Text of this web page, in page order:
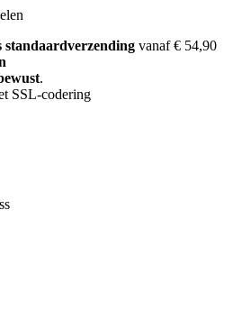
vanaf € 54,90
.
SSL-codering